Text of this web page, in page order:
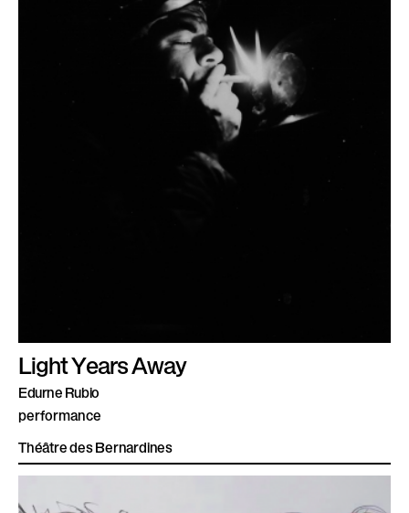
Light Years Away
Edurne Rubio
performance
Théâtre des Bernardines